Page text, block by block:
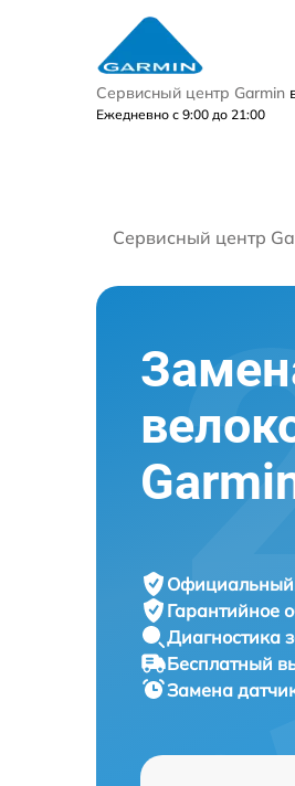
Сервисный центр Garmin
Ежедневно с 9:00 до 21:00
Сервисный центр
Официальный
Гарантийное
Диагностика
Бесплатный
Замена